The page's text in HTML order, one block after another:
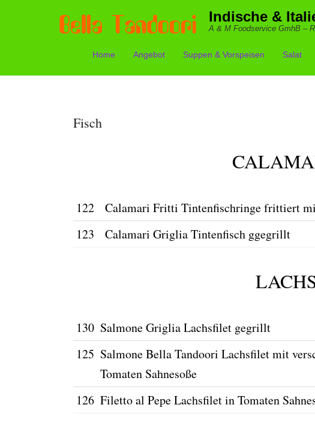
Indische &
A & M Foodservice GmhB –
Primärmenü
Zum Inhalt springen
Home Angebot Suppen & Vorspeisen Salat
Fisch
122 Calamari Fritti Tintenfischringe frittiert
123
Calamari Griglia Tintenfisch ggegrillt
130 Salmone Griglia Lachsfilet gegrillt
125 Salmone Bella Tandoori Lachsfilet mit
Tomaten Sahnesoße
126 Filetto al Pepe Lachsfilet in Tomaten